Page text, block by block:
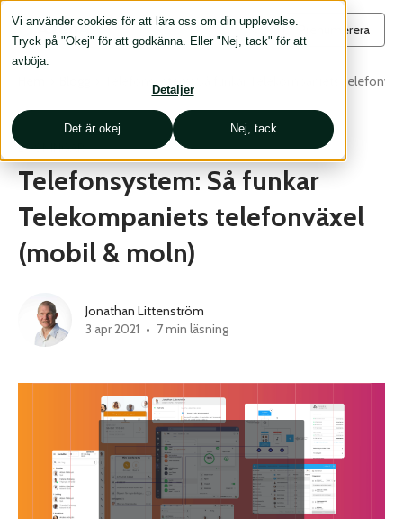
Vi använder cookies för att lära oss om din upplevelse.
Tryck på "Okej" för att godkänna. Eller "Nej, tack" för att
avböja.
Detaljer
Det är okej Nej, tack
Prenumerera
Telefonsystem: Så funkar Telekompaniets
LÖSNINGAR
Telefonsystem: Så funkar
Telekompaniets telefonväxel
(mobil & moln)
Jonathan Littenström
3 apr 2021 • 7 min läsning